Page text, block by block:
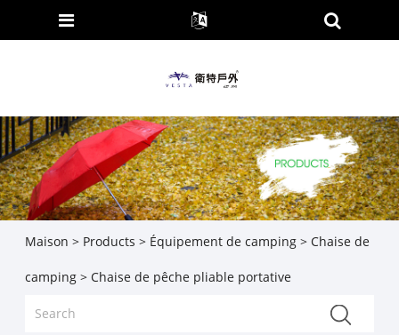
Maison > Products > Équipement de camping> Chaise de
camping> Chaise de pêche pliable portative